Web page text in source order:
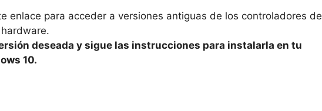
enlace para acceder a versiones antiguas de los controladores de
deseada y sigue las instrucciones para instalarla en tu
10.